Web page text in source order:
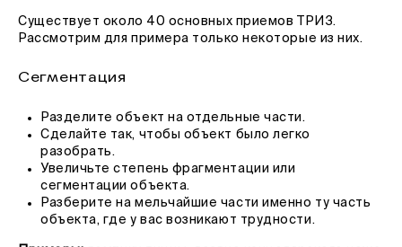
Существует около 40 основных приемов ТРИЗ.
Рассмотрим для примера только некоторые из них.
Сегментация
Разделите объект на отдельные части.
Сделайте так, чтобы объект было легко
разобрать.
Увеличьте степень фрагментации или
сегментации объекта.
Разберите на мельчайшие части именно ту часть
объекта, где у вас возникают трудности.